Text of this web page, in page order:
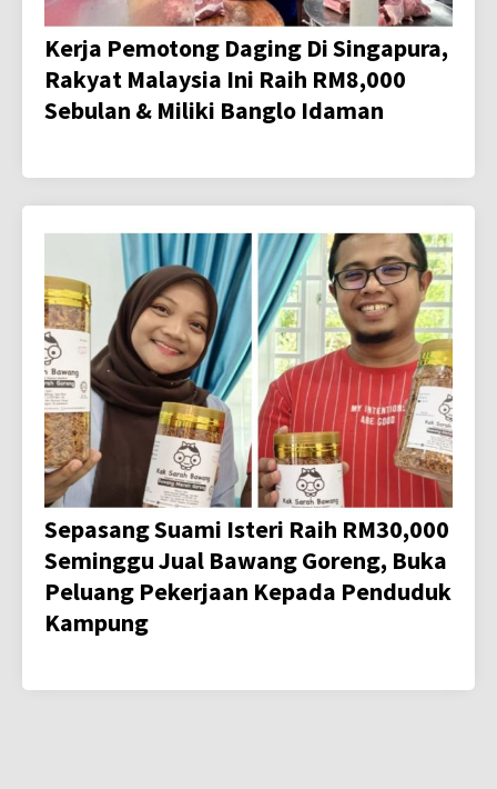
Kerja Pemotong Daging Di Singapura,
Rakyat Malaysia Ini Raih RM8,000
Sebulan & Miliki Banglo Idaman
Sepasang Suami Isteri Raih RM30,000
Seminggu Jual Bawang Goreng, Buka
Peluang Pekerjaan Kepada Penduduk
Kampung